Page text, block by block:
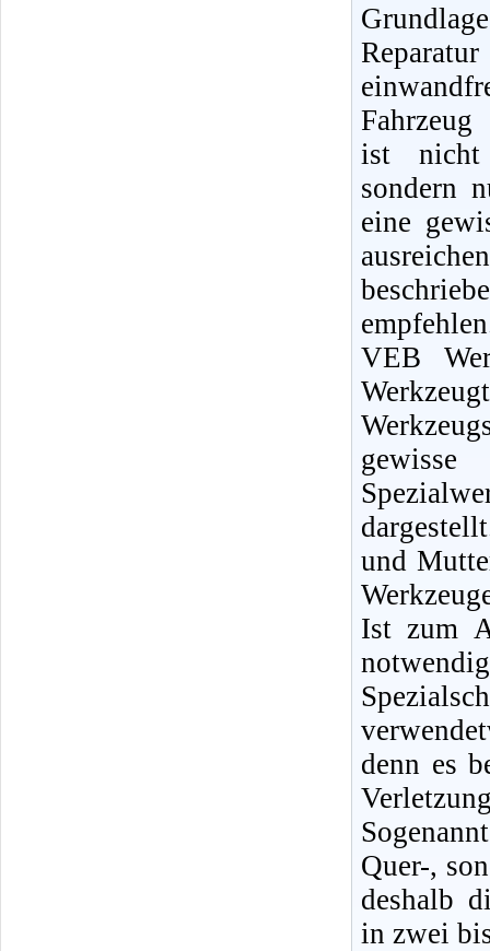
ist nicht
sondern
eine
VEB
gewisse
und
Ist zum
denn es
Quer-,
deshalb
in zwei